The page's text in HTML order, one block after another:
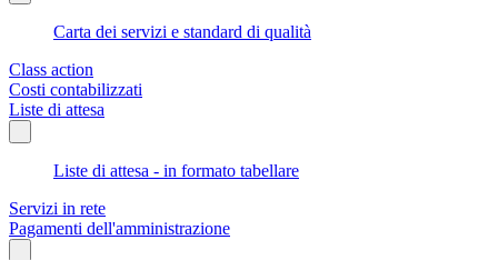
Carta dei servizi e standard di qualità
Class action
Costi contabilizzati
Liste di attesa
Liste di attesa - in formato tabellare
Servizi in rete
Pagamenti dell'amministrazione